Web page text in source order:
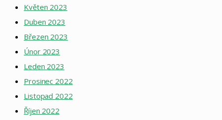
Květen 2023
Duben 2023
Březen 2023
Únor 2023
Leden 2023
Prosinec 2022
Listopad 2022
Říjen 2022